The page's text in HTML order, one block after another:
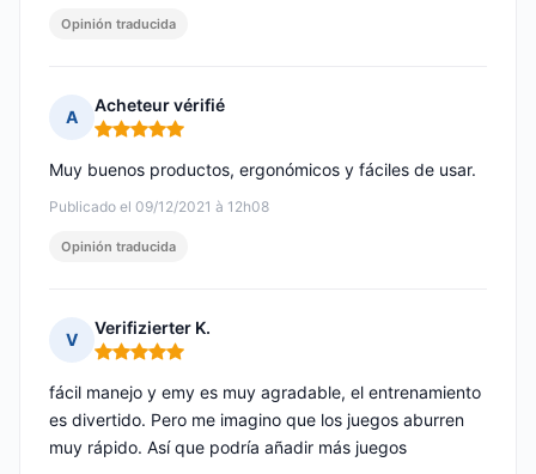
Opinión traducida
A
Acheteur vérifié
Nota: 5 de 5
Publicado el 09/12/2021 à 12h08
Muy buenos productos, ergonómicos y fáciles de usar.
Opinión traducida
V
Verifizierter K.
Nota: 5 de 5
fácil manejo y emy es muy agradable, el entrenamiento
es divertido. Pero me imagino que los juegos aburren
muy rápido. Así que podría añadir más juegos